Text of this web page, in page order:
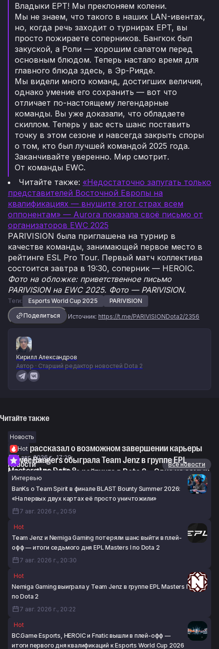
Владыки EPT! Мы преклоняем колени.
Мы не знаем, что такого в наших LAN-ивентах,
но, когда речь заходит о турнирах EPT, вы
просто пожираете соперников. Бангкок был
закуской, а Роли — хорошим салатом перед
основным блюдом. Теперь настало время для
главного блюда здесь, в Эр-Рияде.
Мы видели много команд, достигших величия,
однако умение его сохранить — вот что
отличает по-настоящему легендарные
команды. Вы уже доказали, что обладаете
скиллом. Теперь у вас есть шанс поставить
точку в этом сезоне и навсегда закрыть споры
о том, кто был лучшей командой 2025 года.
Заканчивайте уверенно. Мир смотрит.
От команды EWC.
Читайте также: «Недостаточно запугать только
представителей Восточной Европы на
квалификациях — внушите этот страх всем
оппонентам» — Aurora показала своё письмо от
организаторов EWC 2025
PARIVISION была приглашена на турнир в
качестве команды, занимающей первое место в
рейтинге ESL Pro Tour. Первый матч коллектива
состоится завтра в 19:30, соперник — HEROIC.
Фото на обложке: приветственное письмо
PARIVISION на EWC 2025. Фото — PARIVISION.
Теги: Esports World Cup 2025
PARIVISION
Поделиться
Источник: https://t.me/PARIVISIONDota2/2356
Кирилл Александров
Автор · Старший редактор новостей Dota 2
Читайте также
Новость
Astini рассказал о возможном завершении карьеры
7 авг. 2026 г., 17:29
Hot
Power Rangers обыграла Team Jenz в группе EPL
Masters I по Dota 2
7 авг. 2026 г., 17:24
Интервью
syndereN про сброс рейтинга в Dota 2: «Одно из самых
значительных изменений за последние пять лет»
7 авг. 2026 г., 16:22
Новости
Все новости
Интервью
BanKs о Team Spirit в финале BLAST Bounty Summer 2026:
«На первых двух картах её просто уничтожили»
7 авг. 2026 г., 20:59
Hot
Team Jenz и Nemiga Gaming потеряли шанс выйти в плей-
офф — итоги седьмого дня EPL Masters I по Dota 2
7 авг. 2026 г., 20:30
Hot
Nemiga Gaming выиграла у Team Jenz в группе EPL Masters I
по Dota 2
7 авг. 2026 г., 20:22
Hot
BC.Game Esports, HEROIC и Fnatic вышли в плей-офф —
итоги первого дня квалификаций к Esports World Cup 2026